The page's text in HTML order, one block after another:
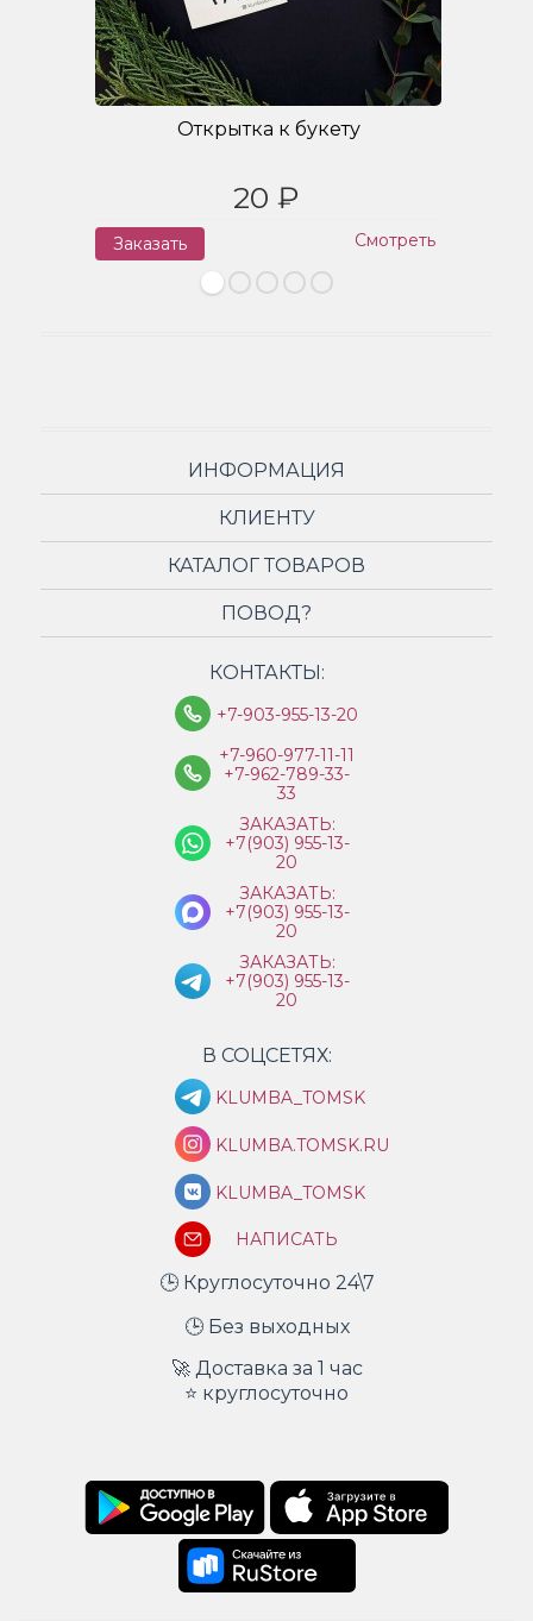
Открытка к букету
20 ₽
Заказать Смотреть
ИНФОРМАЦИЯ
КЛИЕНТУ
КАТАЛОГ ТОВАРОВ
ПОВОД?
КОНТАКТЫ:
+7-903-955-13-20
+7-960-977-11-11
+7-962-789-33-
33
ЗАКАЗАТЬ:
+7(903) 955-13-
20
ЗАКАЗАТЬ:
+7(903) 955-13-
20
ЗАКАЗАТЬ:
+7(903) 955-13-
20
В СОЦСЕТЯХ:
KLUMBA_TOMSK
KLUMBA.TOMSK.RU
KLUMBA_TOMSK
НАПИСАТЬ
🕒 Круглосуточно 24\7
🕒 Без выходных
🚀 Доставка за 1 час
⭐ круглосуточно